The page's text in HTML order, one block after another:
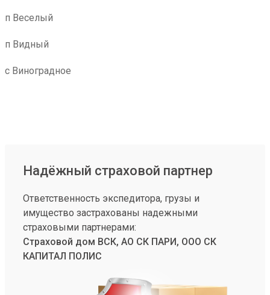
п Веселый
п Видный
с Виноградное
Надёжный страховой партнер
Ответственность экспедитора, грузы и
имущество застрахованы надежными
страховыми партнерами:
Страховой дом ВСК, АО СК ПАРИ, ООО СК
КАПИТАЛ ПОЛИС